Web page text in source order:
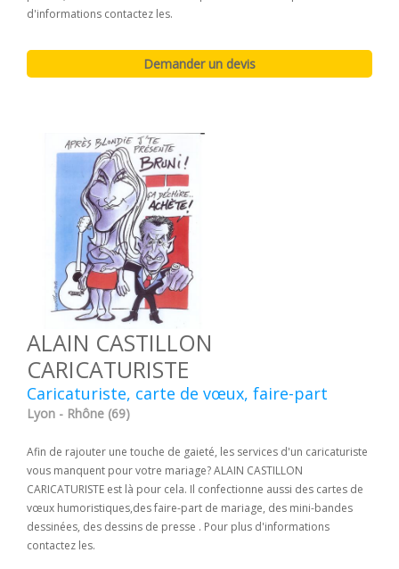
d'informations contactez les.
ALAIN CASTILLON
CARICATURISTE
Caricaturiste, carte de vœux, faire-part
Lyon - Rhône (69)
Afin de rajouter une touche de gaieté, les services d'un caricaturiste
vous manquent pour votre mariage? ALAIN CASTILLON
CARICATURISTE est là pour cela. Il confectionne aussi des cartes de
vœux humoristiques,des faire-part de mariage, des mini-bandes
dessinées, des dessins de presse . Pour plus d'informations
contactez les.